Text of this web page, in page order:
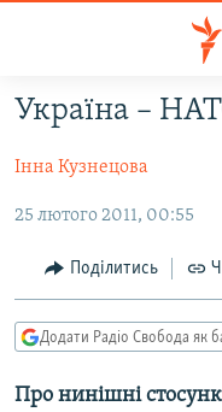
Перейти
до
основного
Перейти
основної
навігації
Перейти
пошуку
РАДІО СВОБОДА – 70
ВСЕ ЗА ДОБУ
СТАТТІ
ПОЛІТИКА
ЕКОНОМІКА
СУСПІЛЬСТВО
КУЛЬТУРА
ВІЙНА
РОСІЙСЬКА
ДОНБАС.РЕАЛІЇ
КРИМ.РЕАЛІЇ
Україна –
Інна Кузнецова
25 лютого 2011, 00:55
Поділитись
Додати Радіо Свобода як
Про нинішні